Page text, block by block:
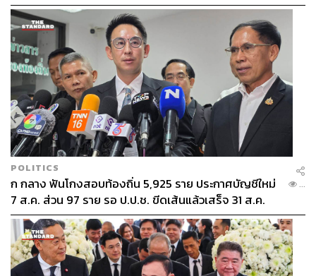
POLITICS
ก กลาง ฟันโกงสอบท้องถิ่น 5,925 ราย ประกาศบัญชีใหม่
7 ส.ค. ส่วน 97 ราย รอ ป.ป.ช. ขีดเส้นแล้วเสร็จ 31 ส.ค.
...